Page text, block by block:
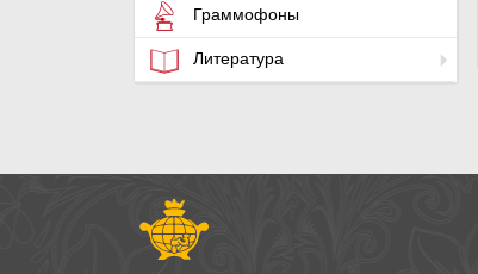
Граммофоны
Литература